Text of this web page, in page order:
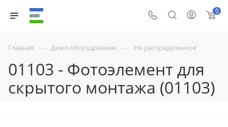
0
Главная — Демо-оборудование — Не распределенное
01103 - Фотоэлемент для
скрытого монтажа (01103)